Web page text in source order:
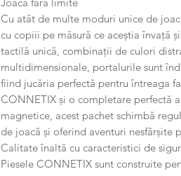
Cu atât de multe moduri unice de
cu copiii pe măsură ce aceștia învață
tactilă unică, combinații de culori
multidimensionale, portalurile sunt
fiind jucăria perfectă pentru întreaga
CONNETIX și o completare perfectă
magnetice, acest pachet schimbă
de joacă și oferind aventuri nesfârșite
Calitate înaltă cu caracteristici de
Piesele CONNETIX sunt construite